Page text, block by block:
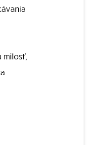
milosť,